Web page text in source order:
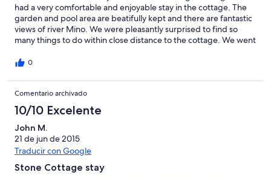
to low 30's. Our only regret is not being there for 2 weeks, but
maybe next year!
had a very comfortable and enjoyable stay in the cottage. The
garden and pool area are beatifully kept and there are fantastic
views of river Mino. We were pleasantly surprised to find so
many things to do within close distance to the cottage. We went
enjoying excellent tapas and wine at 2 restaurants within
ideas, including booking us in for a paella! What makes this area
interesting is the variety including trips to nearby Portugal.
Highly recommended and planning to return when our kids are
old enough to do the white water rafting! The Phelps family with
2 kids 12 and 10
0
Comentario archivado
10/10 Excelente
John M.
21 de jun de 2015
Traducir con Google
Stone Cottage stay